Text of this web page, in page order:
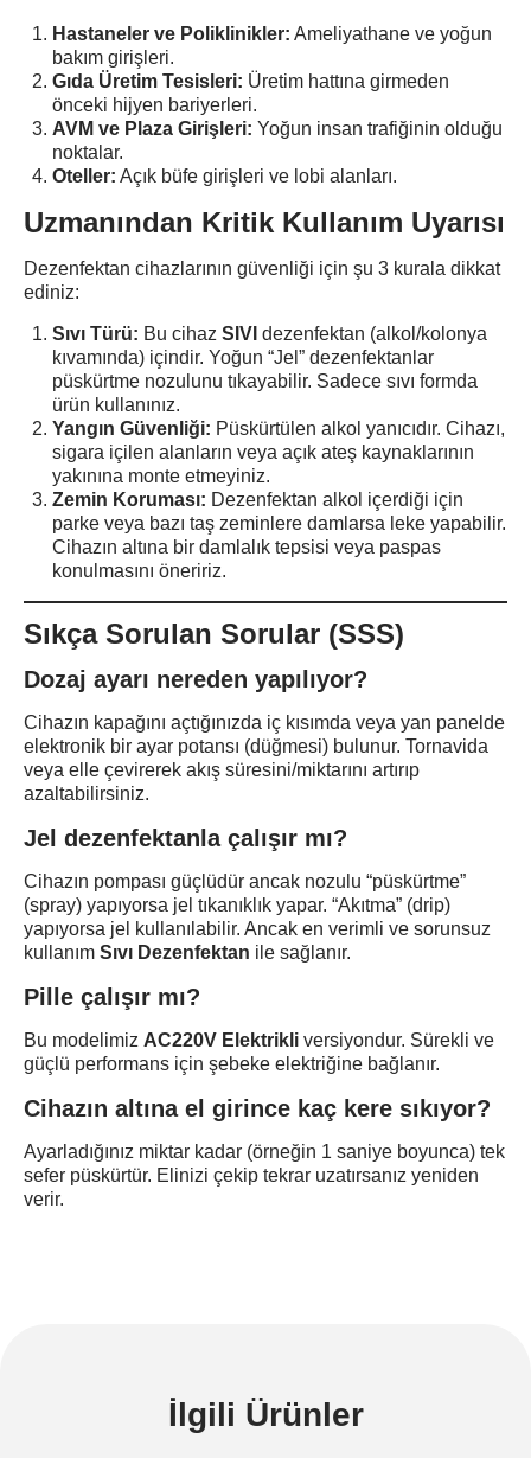
Hastaneler ve Poliklinikler: Ameliyathane ve yoğun
bakım girişleri.
Gıda Üretim Tesisleri: Üretim hattına girmeden
önceki hijyen bariyerleri.
AVM ve Plaza Girişleri: Yoğun insan trafiğinin olduğu
noktalar.
Oteller: Açık büfe girişleri ve lobi alanları.
Uzmanından Kritik Kullanım Uyarısı
Dezenfektan cihazlarının güvenliği için şu 3 kurala dikkat
ediniz:
Sıvı Türü: Bu cihaz SIVI dezenfektan (alkol/kolonya
kıvamında) içindir. Yoğun “Jel” dezenfektanlar
püskürtme nozulunu tıkayabilir. Sadece sıvı formda
ürün kullanınız.
Yangın Güvenliği: Püskürtülen alkol yanıcıdır. Cihazı,
sigara içilen alanların veya açık ateş kaynaklarının
yakınına monte etmeyiniz.
Zemin Koruması: Dezenfektan alkol içerdiği için
parke veya bazı taş zeminlere damlarsa leke yapabilir.
Cihazın altına bir damlalık tepsisi veya paspas
konulmasını öneririz.
Sıkça Sorulan Sorular (SSS)
Dozaj ayarı nereden yapılıyor?
Cihazın kapağını açtığınızda iç kısımda veya yan panelde
elektronik bir ayar potansı (düğmesi) bulunur. Tornavida
veya elle çevirerek akış süresini/miktarını artırıp
azaltabilirsiniz.
Jel dezenfektanla çalışır mı?
Cihazın pompası güçlüdür ancak nozulu “püskürtme”
(spray) yapıyorsa jel tıkanıklık yapar. “Akıtma” (drip)
yapıyorsa jel kullanılabilir. Ancak en verimli ve sorunsuz
kullanım Sıvı Dezenfektan ile sağlanır.
Pille çalışır mı?
Bu modelimiz AC220V Elektrikli versiyondur. Sürekli ve
güçlü performans için şebeke elektriğine bağlanır.
Cihazın altına el girince kaç kere sıkıyor?
Ayarladığınız miktar kadar (örneğin 1 saniye boyunca) tek
sefer püskürtür. Elinizi çekip tekrar uzatırsanız yeniden
verir.
İlgili Ürünler